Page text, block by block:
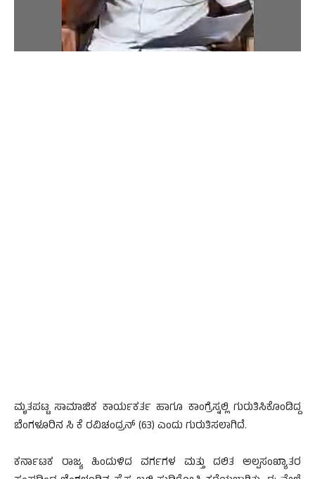
ಮೃತಪಟ್ಟ ಸಾಮಾಜಿಕ ಕಾರ್ಯಕರ್ತ ಹಾಗೂ ಕಾಂಗ್ರೆಸ್ನಲ್ಲಿ ಗುರುತಿಸಿಕೊಂಡಿದ್ದ
ಬೆಂಗಳೂರಿನ ಸಿ ಕೆ ರವಿಚಂದ್ರನ್ (63) ಎಂದು ಗುರುತಿಸಲಾಗಿದೆ.
ಕರ್ನಾಟಕ ರಾಜ್ಯ ಹಿಂದುಳಿದ ವರ್ಗಗಳ ಮತ್ತು ದಲಿತ ಅಲ್ಪಸಂಖ್ಯಾತರ